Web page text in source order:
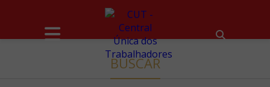
BUSCAR